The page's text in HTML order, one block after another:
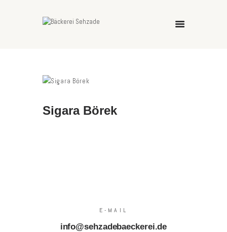
REZEPTE
ÜBER UNS
Sigara Börek
E-MAIL
info@sehzadebaeckerei.de